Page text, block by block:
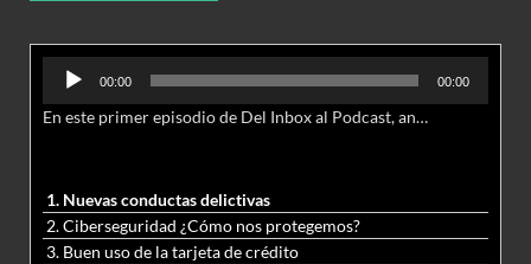
Reproductor
audio
00:00 00:00
En este primer episodio de Del Inbox al Podcast, analizamos junto al abogado Jonathan Brown las nuevas conductas delictivas cibernéticas y la necesidad de hacer modificaciones al Código Penal.
1. Nuevas conductas delictivas
2. Ciberseguridad ¿Cómo nos protegemos?
3. Buen uso de la tarjeta de crédito